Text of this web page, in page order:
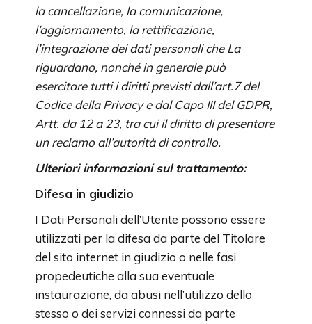
la cancellazione, la comunicazione,
l’aggiornamento, la rettificazione,
l’integrazione dei dati personali che La
riguardano, nonché in generale può
esercitare tutti i diritti previsti dall’art.7 del
Codice della Privacy e dal Capo III del GDPR,
Artt. da 12 a 23, tra cui il diritto di presentare
un reclamo all’autorità di controllo.
Ulteriori informazioni sul trattamento:
Difesa in giudizio
I Dati Personali dell’Utente possono essere
utilizzati per la difesa da parte del Titolare
del sito internet in giudizio o nelle fasi
propedeutiche alla sua eventuale
instaurazione, da abusi nell’utilizzo dello
stesso o dei servizi connessi da parte